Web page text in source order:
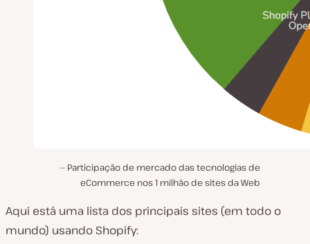
Participação de mercado das tecnologias de
eCommerce nos 1 milhão de sites da Web
Aqui está uma lista dos principais sites (em todo o
mundo) usando Shopify: